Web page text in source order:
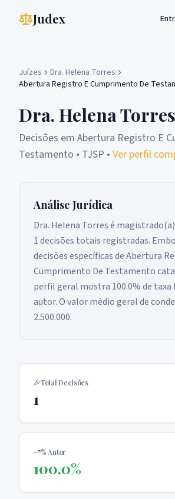
Judex
Juízes
Dra. Helena Torres
Abertura Registro E Cumprimento De
Dra. Helena Torres
Decisões em Abertura Registro E
Testamento • TJSP • Ver perfil
Análise Jurídica
Dra. Helena Torres é magistrado(a)
1 decisões totais registradas.
decisões específicas de Abertura
Cumprimento De Testamento
perfil geral mostra 100.0% de taxa
autor. O valor médio geral de
2.500.000.
Total Decisões
1
% Autor
100.0%